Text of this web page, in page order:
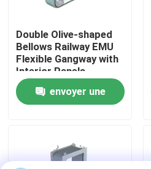
Nous contacter
Nouvelles
Les affaires
Demandez un devis
Double Olive-shaped
Bellows Railway EMU
Flexible Gangway with
Interior Panels
envoyer une